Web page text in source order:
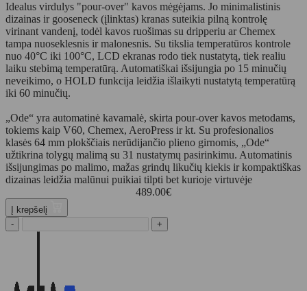
Idealus virdulys "pour-over" kavos mėgėjams. Jo minimalistinis
dizainas ir gooseneck (įlinktas) kranas suteikia pilną kontrolę
virinant vandenį, todėl kavos ruošimas su dripperiu ar Chemex
tampa nuoseklesnis ir malonesnis. Su tikslia temperatūros kontrole
nuo 40°C iki 100°C, LCD ekranas rodo tiek nustatytą, tiek realiu
laiku stebimą temperatūrą. Automatiškai išsijungia po 15 minučių
neveikimo, o HOLD funkcija leidžia išlaikyti nustatytą temperatūrą
iki 60 minučių.
„Ode“ yra automatinė kavamalė, skirta pour-over kavos metodams,
tokiems kaip V60, Chemex, AeroPress ir kt. Su profesionalios
klasės 64 mm plokščiais nerūdijančio plieno girnomis, „Ode“
užtikrina tolygų malimą su 31 nustatymų pasirinkimu. Automatinis
išsijungimas po malimo, mažas grindų likučių kiekis ir kompaktiškas
dizainas leidžia malūnui puikiai tilpti bet kurioje virtuvėje
489.00€
Į krepšelį
-
+